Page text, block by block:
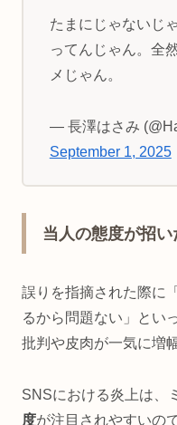
たまにじゃないじ
ってんじゃん。全
メじゃん。
— 長澤はさみ
September 1, 2025
当人の態度が招い
誤りを指摘された際に
るから問題ない」とい
批判や皮肉が一気に増
SNSにおける炎上は、
度が注目されやすいの